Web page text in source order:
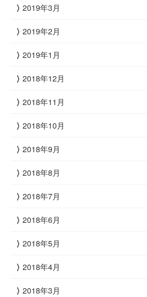
2019年3月
2019年2月
2019年1月
2018年12月
2018年11月
2018年10月
2018年9月
2018年8月
2018年7月
2018年6月
2018年5月
2018年4月
2018年3月